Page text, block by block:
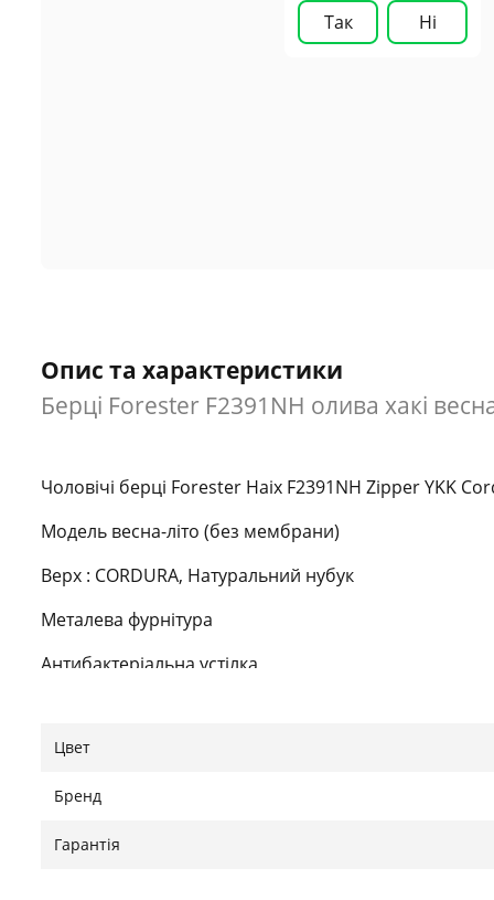
Так Ні
Опис та характеристики
Берці Forester F2391NH олива хакі
Чоловічі берці Forester Haix F2391NH Zipper YKK
Модель весна-літо (без мембрани)
Верх : CORDURA, Натуральний нубук
Металева фурнітура
Антибактеріальна устілка
Устілка
42-27,5см
43-28,0см
Цвет
Бренд
Гарантія